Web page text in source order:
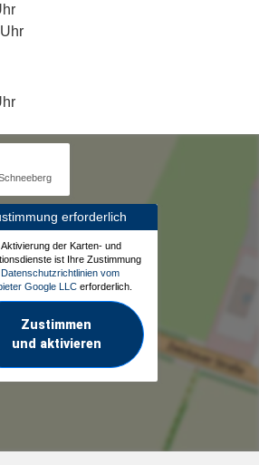
erforderlich
der Karten- und
ist Ihre Zustimmung
Datenschutzrichtlinien vom
Google LLC erforderlich.
Zustimmen
und aktivieren